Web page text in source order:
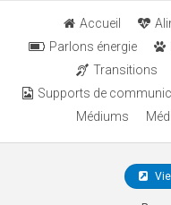
Accueil
Parlons énergie
Transitions
Supports de
Médiums